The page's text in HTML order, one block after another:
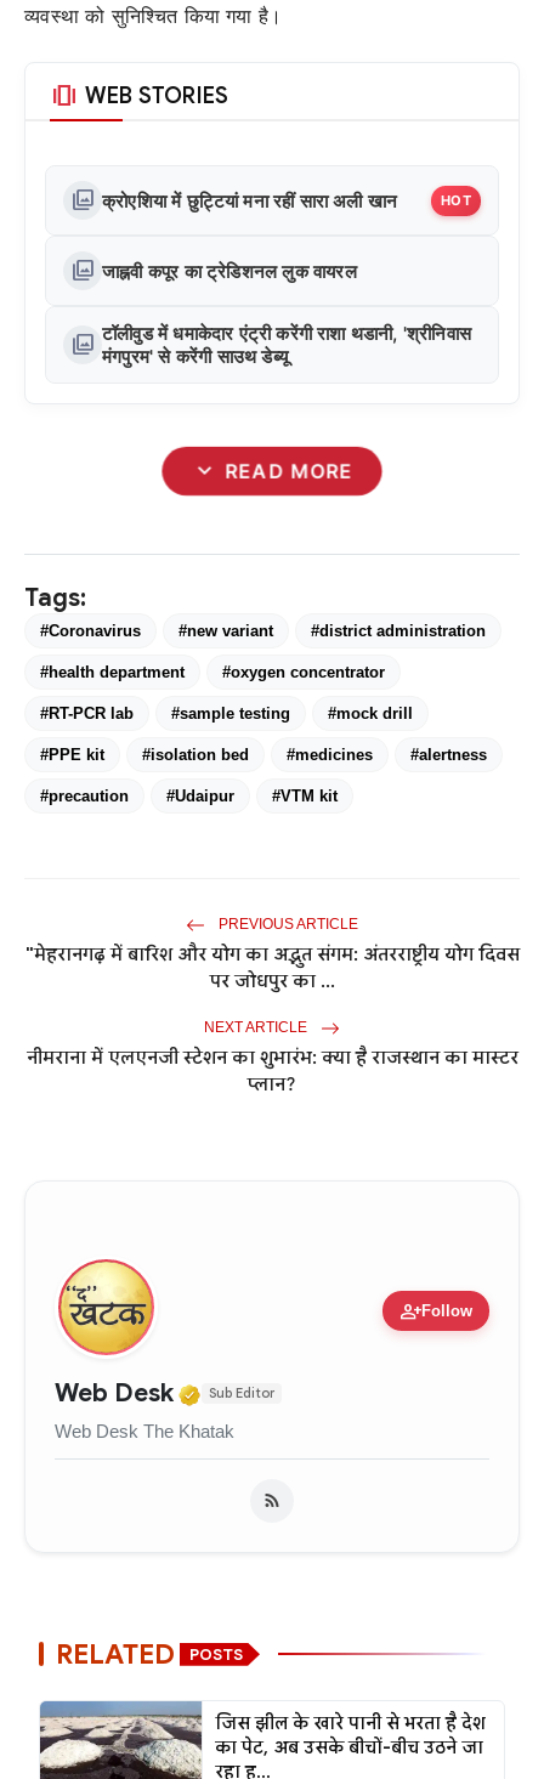
व्यवस्था को सुनिश्चित किया गया है।
amp_stories WEB STORIES
photo_library क्रोएशिया में छुट्टियां मना रहीं सारा अली खान HOT
photo_library जाह्नवी कपूर का ट्रेडिशनल लुक वायरल
photo_library टॉलीवुड में धमाकेदार एंट्री करेंगी राशा थडानी, 'श्रीनिवास
मंगपुरम' से करेंगी साउथ डेब्यू
expand_more READ MORE
Tags:
#Coronavirus #new variant #district administration
#health department #oxygen concentrator
#RT-PCR lab #sample testing #mock drill
#PPE kit #isolation bed #medicines #alertness
#precaution #Udaipur #VTM kit
PREVIOUS ARTICLE
"मेहरानगढ़ में बारिश और योग का अद्भुत संगम: अंतरराष्ट्रीय योग दिवस
पर जोधपुर का ...
NEXT ARTICLE
नीमराना में एलएनजी स्टेशन का शुभारंभ: क्या है राजस्थान का मास्टर
प्लान?
person_addFollow
Web Desk Verified Media or
Sub Editor
Web Desk The Khatak
RELATED POSTS
जिस झील के खारे पानी से भरता है देश
का पेट, अब उसके बीचों-बीच उठने जा
रहा ह...